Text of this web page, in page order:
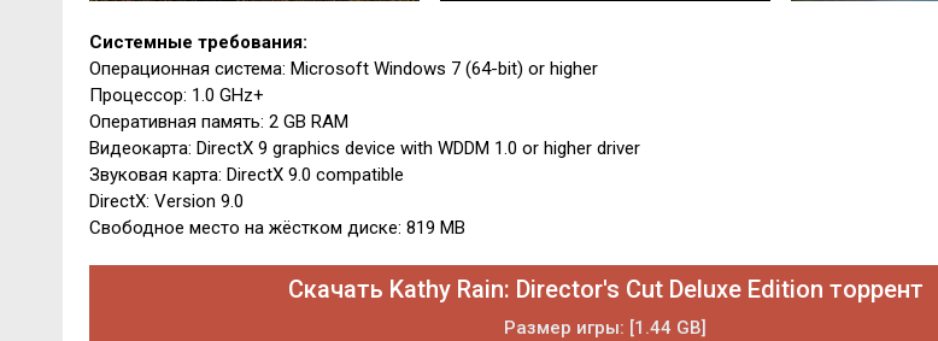
Системные требования:
Операционная система: Microsoft Windows 7 (64-bit) or higher
Процессор: 1.0 GHz+
Оперативная память: 2 GB RAM
Видеокарта: DirectX 9 graphics device with WDDM 1.0 or higher driver
Звуковая карта: DirectX 9.0 compatible
DirectX: Version 9.0
Свободное место на жёстком диске: 819 MB
Скачать Kathy Rain: Director's Cut Deluxe Edition торрент
Размер игры: [1.44 GB]